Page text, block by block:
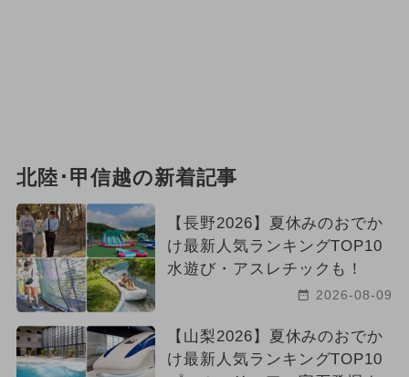
北陸･甲信越の新着記事
【長野2026】夏休みのおでか
け最新人気ランキングTOP10
水遊び・アスレチックも！
2026-08-09
【山梨2026】夏休みのおでか
け最新人気ランキングTOP10